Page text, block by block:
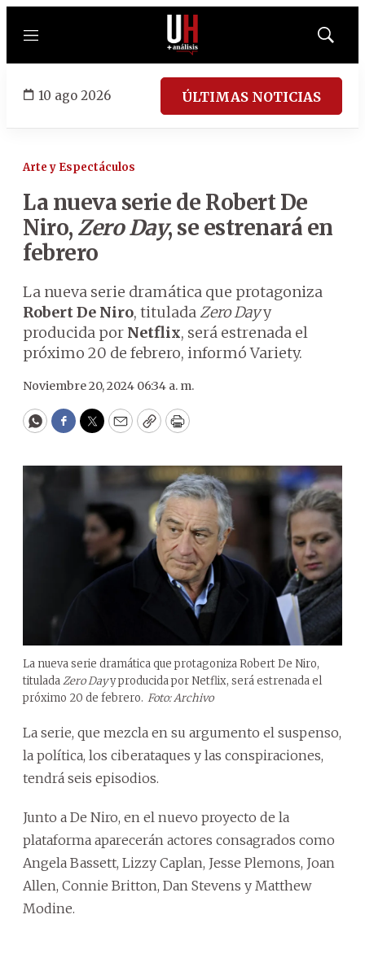
Menú
Mostrar
10 ago 2026 ÚLTIMAS NOTICIAS
Arte y Espectáculos
La nueva serie de Robert De
Niro, Zero Day, se estrenará en
febrero
La nueva serie dramática que protagoniza
Robert De Niro, titulada Zero Dayy
producida por Netflix, será estrenada el
próximo 20 de febrero, informó Variety.
Noviembre 20, 2024 06:34 a. m.
WhatsApp
Facebook
Twitter
EmailCopyPrint
La nueva serie dramática que protagoniza Robert De Niro,
tituladaZero Dayy producida por Netflix, será estrenada el
próximo 20 de febrero. Foto: Archivo
La serie, que mezcla en su argumento el suspenso,
la política, los ciberataques y las conspiraciones,
tendrá seis episodios.
Junto a De Niro, en el nuevo proyecto de la
plataforma aparecerán actores consagrados como
Angela Bassett, Lizzy Caplan, Jesse Plemons, Joan
Allen, Connie Britton, Dan Stevens y Matthew
Modine.